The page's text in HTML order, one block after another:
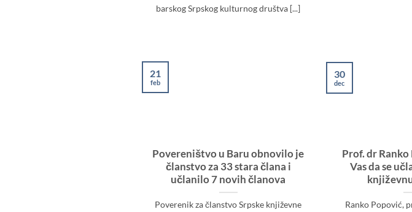
barskog Srpskog kulturnog društva [...]
Povereništvo u Baru obnovilo je
članstvo za 33 stara člana i
učlanilo 7 novih članova
Poverenik za članstvo Srpske književne
21
feb
Prof. dr
Vas da se
Ranko Popović,
30
dec